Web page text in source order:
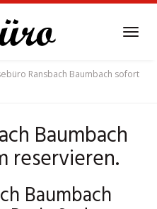
Ransbach Baumbach sofort
Baumbach
reservieren.
Baumbach